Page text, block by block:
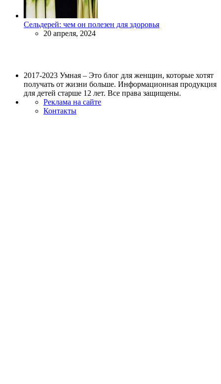
Сельдерей: чем он полезен для здоровья
20 апреля, 2024
2017-2023 Умная – Это блог для женщин, которые хотят
получать от жизни больше. Информационная продукция
для детей старше 12 лет. Все права защищены.
Реклама на сайте
Контакты